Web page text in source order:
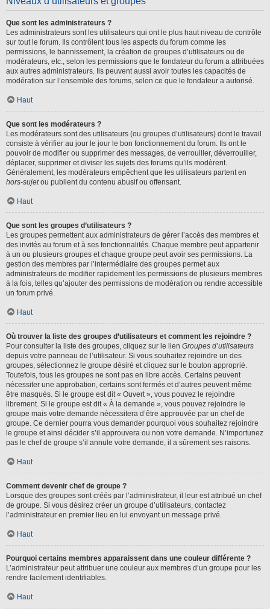
Que sont les administrateurs ?
Les administrateurs sont les utilisateurs qui ont le plus haut niveau de contrôle
sur tout le forum. Ils contrôlent tous les aspects du forum comme les
permissions, le bannissement, la création de groupes d’utilisateurs ou de
modérateurs, etc., selon les permissions que le fondateur du forum a attribuées
aux autres administrateurs. Ils peuvent aussi avoir toutes les capacités de
modération sur l’ensemble des forums, selon ce que le fondateur a autorisé.
Haut
Que sont les modérateurs ?
Les modérateurs sont des utilisateurs (ou groupes d’utilisateurs) dont le travail
consiste à vérifier au jour le jour le bon fonctionnement du forum. Ils ont le
pouvoir de modifier ou supprimer des messages, de verrouiller, déverrouiller,
déplacer, supprimer et diviser les sujets des forums qu’ils modèrent.
Généralement, les modérateurs empêchent que les utilisateurs partent en
hors-sujetou publient du contenu abusif ou offensant.
Haut
Que sont les groupes d’utilisateurs ?
Les groupes permettent aux administrateurs de gérer l’accès des membres et
des invités au forum et à ses fonctionnalités. Chaque membre peut appartenir
à un ou plusieurs groupes et chaque groupe peut avoir ses permissions. La
gestion des membres par l’intermédiaire des groupes permet aux
administrateurs de modifier rapidement les permissions de plusieurs membres
à la fois, telles qu’ajouter des permissions de modération ou rendre accessible
un forum privé.
Haut
Où trouver la liste des groupes d’utilisateurs et comment les rejoindre ?
Pour consulter la liste des groupes, cliquez sur le lien Groupes d’utilisateurs
depuis votre panneau de l’utilisateur. Si vous souhaitez rejoindre un des
groupes, sélectionnez le groupe désiré et cliquez sur le bouton approprié.
Toutefois, tous les groupes ne sont pas en libre accès. Certains peuvent
nécessiter une approbation, certains sont fermés et d’autres peuvent même
être masqués. Si le groupe est dit « Ouvert », vous pouvez le rejoindre
librement. Si le groupe est dit « À la demande », vous pouvez rejoindre le
groupe mais votre demande nécessitera d’être approuvée par un chef de
groupe. Ce dernier pourra vous demander pourquoi vous souhaitez rejoindre
le groupe et ainsi décider s’il approuvera ou non votre demande. N’importunez
pas le chef de groupe s’il annule votre demande, il a sûrement ses raisons.
Haut
Comment devenir chef de groupe ?
Lorsque des groupes sont créés par l’administrateur, il leur est attribué un chef
de groupe. Si vous désirez créer un groupe d’utilisateurs, contactez
l’administrateur en premier lieu en lui envoyant un message privé.
Haut
Pourquoi certains membres apparaissent dans une couleur différente ?
L’administrateur peut attribuer une couleur aux membres d’un groupe pour les
rendre facilement identifiables.
Haut